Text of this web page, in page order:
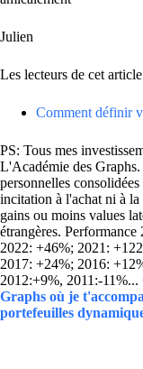
Julien
Les lecteurs de cet
Comment définir
PS: Tous mes
L'Académie des
personnelles
incitation à l'achat ni à
gains ou moins values
étrangères.
2022: +46%; 2021:
2017: +24%; 2016:
2012:+9%, 2011:-11%...
Graphs où je
portefeuilles